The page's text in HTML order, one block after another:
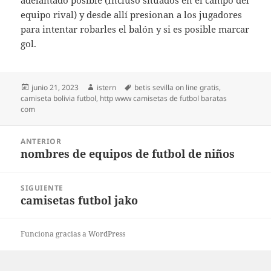
equipo rival) y desde allí presionan a los jugadores
para intentar robarles el balón y si es posible marcar
gol.
Publicado
el
junio 21, 2023 Autor
istern Etiquetas
betis sevilla on line gratis,
camiseta bolivia futbol, http www camisetas de futbol baratas
com
entradas
ANTERIOR
Entrada
nombres de equipos de futbol de niños
SIGUIENTE
Entrada
camisetas futbol jako
Funciona gracias a WordPress